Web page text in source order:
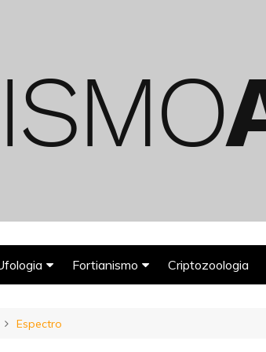
Deuses Astronautas
Fortianismo Criptozoologia
Espectro